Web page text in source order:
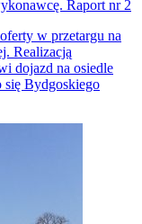
Raport nr 2
w przetargu na
Realizacją
dojazd na osiedle
Bydgoskiego